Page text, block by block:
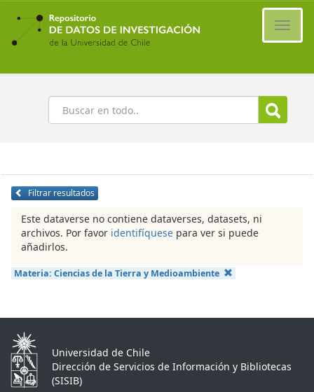
Ir
contenido
principal
Buscar
Filtrar resultados
Este dataverse no contiene dataverses, datasets, ni
archivos. Por favor identifíquese para ver si puede
añadirlos.
Materia: Ciencias de la Tierra y Medioambiente
Universidad de Chile
Dirección de Servicios de Información y Bibliotecas
(SISIB)